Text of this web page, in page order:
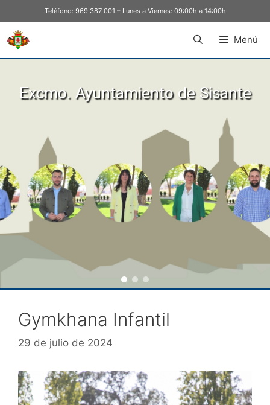
Teléfono: 969 387 001 – Lunes a Viernes: 09:00h a 14:00h
Menú
Excmo. Ayuntamiento de Sisante
Gymkhana Infantil
29 de julio de 2024